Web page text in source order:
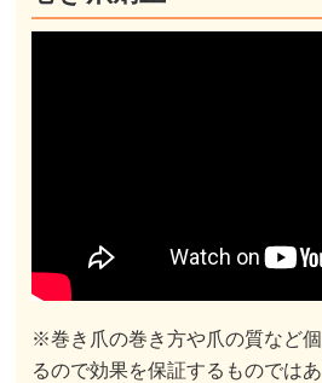
※巻き爪の巻き方や爪の質など
るので効果を保証するものではあ